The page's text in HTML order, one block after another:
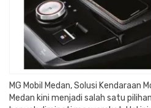
MG Mobil Medan, Solusi Kendaraan
Medan kini menjadi salah satu